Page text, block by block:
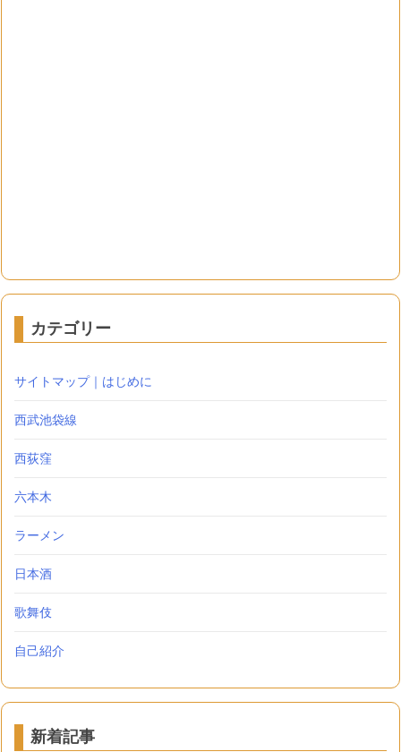
カテゴリー
サイトマップ｜はじめに
西武池袋線
西荻窪
六本木
ラーメン
日本酒
歌舞伎
自己紹介
新着記事